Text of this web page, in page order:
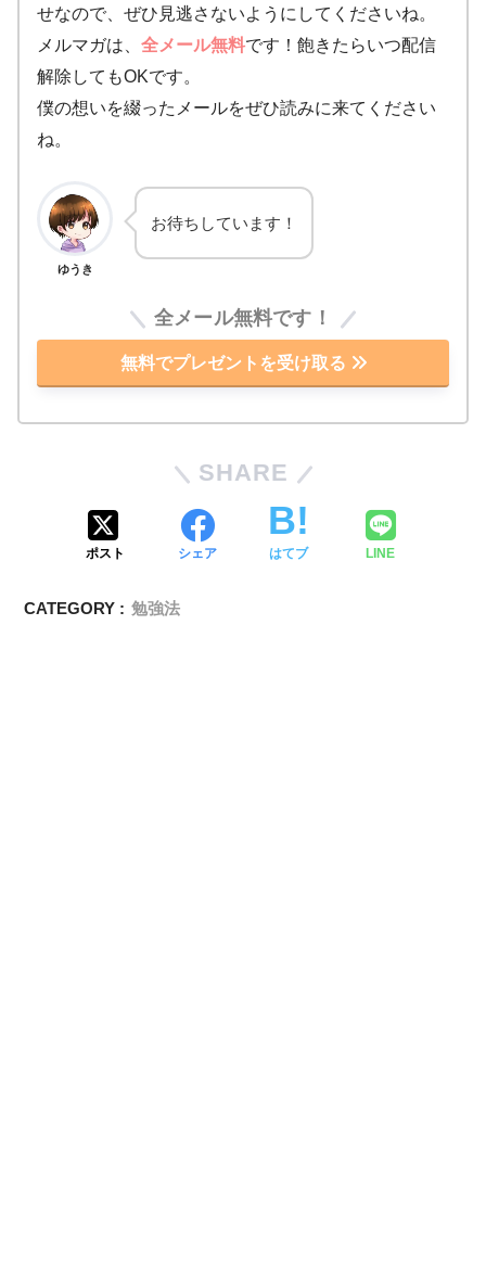
せなので、ぜひ見逃さないようにしてくださいね。
メルマガは、 全メール無料です！飽きたらいつ配信
解除してもOKです。
僕の想いを綴ったメールをぜひ読みに来てください
ね。
ゆうき
お待ちしています！
全メール無料です！
無料でプレゼントを受け取る
SHARE
ポスト シェア はてブ LINE
CATEGORY : 勉強法